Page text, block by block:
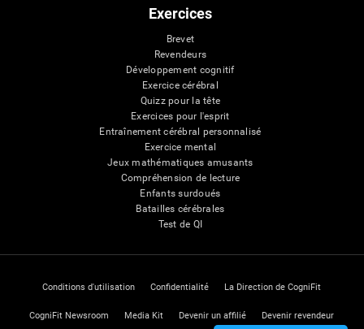
Exercices
Brevet
Revendeurs
Développement cognitif
Exercice cérébral
Quizz pour la tête
Exercices pour l'esprit
Entraînement cérébral personnalisé
Exercice mental
Jeux mathématiques amusants
Compréhension de lecture
Enfants surdoués
Batailles cérébrales
Test de QI
Conditions d'utilisation Confidentialité La Direction de CogniFit
CogniFit Newsroom Media Kit Devenir un affilié Devenir revendeur